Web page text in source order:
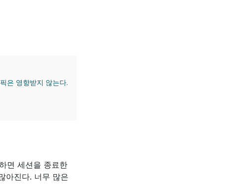
은 영향받지 않는다.
면 세션을 종료한
아진다. 너무 많은